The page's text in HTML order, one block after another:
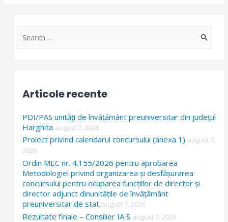
S
c
f
o
r
:
Articole recente
PDI/PAS unități de învățământ preuniversitar din județul
Harghita august 7, 2026
Proiect privind calendarul concursului (anexa 1) august 7,
2026
Ordin MEC nr. 4.155/2026 pentru aprobarea
Metodologiei privind organizarea și desfășurarea
concursului pentru ocuparea funcțiilor de director și
director adjunct dinunitățile de învățământ
preuniversitar de stat august 7, 2026
Rezultate finale – Consilier IA S august 7, 2026